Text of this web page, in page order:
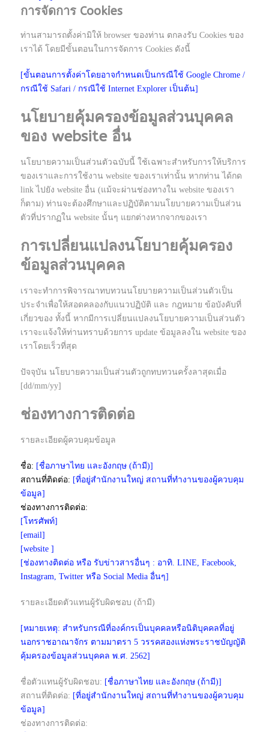
การจัดการ Cookies
ท่านสามารถตั้งค่ามิให้ browser ของท่าน ตกลงรับ Cookies ของ
เราได้ โดยมีขั้นตอนในการจัดการ Cookies ดังนี้
[ขั้นตอนการตั้งค่าโดยอาจกำหนดเป็นกรณีใช้ Google Chrome /
กรณีใช้ Safari / กรณีใช้ Internet Explorer เป็นต้น]
นโยบายคุ้มครองข้อมูลส่วนบุคคล
ของ website อื่น
นโยบายความเป็นส่วนตัวฉบับนี้ ใช้เฉพาะสำหรับการให้บริการ
ของเราและการใช้งาน website ของเราเท่านั้น หากท่าน ได้กด
link ไปยัง website อื่น (แม้จะผ่านช่องทางใน website ของเรา
ก็ตาม) ท่านจะต้องศึกษาและปฏิบัติตามนโยบายความเป็นส่วน
ตัวที่ปรากฏใน website นั้นๆ แยกต่างหากจากของเรา
การเปลี่ยนแปลงนโยบายคุ้มครอง
ข้อมูลส่วนบุคคล
เราจะทำการพิจารณาทบทวนนโยบายความเป็นส่วนตัวเป็น
ประจำเพื่อให้สอดคลองกับแนวปฏิบัติ และ กฎหมาย ข้อบังคับที่
เกี่ยวของ ทั้งนี้ หากมีการเปลี่ยนแปลงนโยบายความเป็นส่วนตัว
เราจะแจ้งให้ท่านทราบด้วยการ update ข้อมูลลงใน website ของ
เราโดยเร็วที่สุด
ปัจจุบัน นโยบายความเป็นส่วนตัวถูกทบทวนครั้งลาสุดเมื่อ
[dd/mm/yy]
ช่องทางการติดต่อ
รายละเอียดผู้ควบคุมข้อมูล
ชื่อ: [ชื่อภาษาไทย และอังกฤษ (ถ้ามี)]
สถานที่ติดต่อ: [ที่อยู่สำนักงานใหญ่ สถานที่ทำงานของผู้ควบคุม
ข้อมูล]
ช่องทางการติดต่อ:
[โทรศัพท์]
[email]
[website ]
[ช่องทางติดต่อ หรือ รับข่าวสารอื่นๆ : อาทิ. LINE, Facebook,
Instagram, Twitter หรือ Social Media อื่นๆ]
รายละเอียดตัวแทนผู้รับผิดชอบ (ถ้ามี)
[หมายเหตุ: สำหรับกรณีที่องค์กรเป็นบุคคลหรือนิติบุคคลที่อยู่
นอกราชอาณาจักร ตามมาตรา 5 วรรคสองแห่งพระราชบัญญัติ
คุ้มครองข้อมูลส่วนบุคคล พ.ศ. 2562]
ชื่อตัวแทนผู้รับผิดชอบ: [ชื่อภาษาไทย และอังกฤษ (ถ้ามี)]
สถานที่ติดต่อ: [ที่อยู่สำนักงานใหญ่ สถานที่ทำงานของผู้ควบคุม
ข้อมูล]
ช่องทางการติดต่อ: